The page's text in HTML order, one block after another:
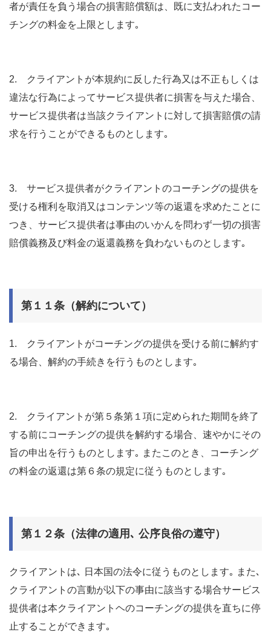
者が責任を負う場合の損害賠償額は、既に支払われたコー
チングの料金を上限とします｡
2. クライアントが本規約に反した行為又は不正もしくは
違法な行為によってサービス提供者に損害を与えた場合、
サービス提供者は当該クライアントに対して損害賠償の請
求を行うことができるものとします｡
3. サービス提供者がクライアントのコーチングの提供を
受ける権利を取消又はコンテンツ等の返還を求めたことに
つき、サービス提供者は事由のいかんを問わず一切の損害
賠償義務及び料金の返還義務を負わないものとします｡
第１１条（解約について）
1. クライアントがコーチングの提供を受ける前に解約す
る場合、解約の手続きを行うものとします｡
2. クライアントが第５条第１項に定められた期間を終了
する前にコーチングの提供を解約する場合、速やかにその
旨の申出を行うものとします｡ またこのとき、コーチング
の料金の返還は第６条の規定に従うものとします｡
第１２条（法律の適用､ 公序良俗の遵守）
クライアントは､ 日本国の法令に従うものとします｡ また､
クライアントの言動が以下の事由に該当する場合サービス
提供者は本クライアントヘのコーチングの提供を直ちに停
止することができます｡